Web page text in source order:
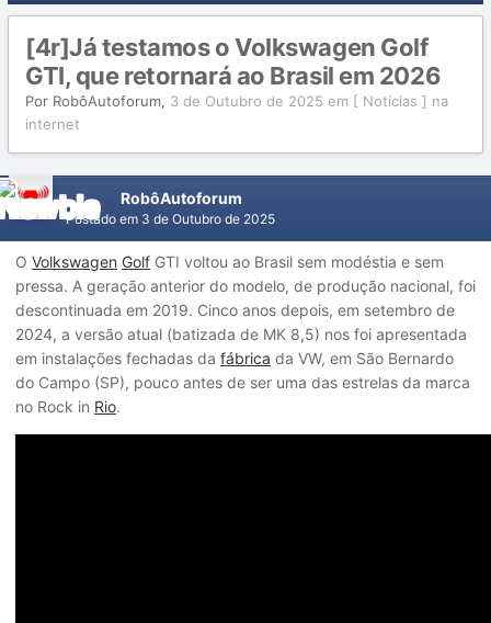
[4r]Já testamos o Volkswagen Golf
GTI, que retornará ao Brasil em 2026
Por RobôAutoforum, 3 de Outubro de 2025 em [ Notícias ] na
internet
RobôAutoforum
Postado em 3 de Outubro de 2025
O Volkswagen Golf GTI voltou ao Brasil sem modéstia e sem
pressa. A geração anterior do modelo, de produção nacional, foi
descontinuada em 2019. Cinco anos depois, em setembro de
2024, a versão atual (batizada de MK 8,5) nos foi apresentada
em instalações fechadas da fábrica da VW, em São Bernardo
do Campo (SP), pouco antes de ser uma das estrelas da marca
no Rock in Rio.